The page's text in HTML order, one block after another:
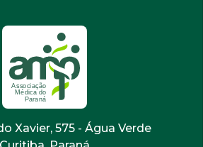
Xavier, 575 - Água Verde